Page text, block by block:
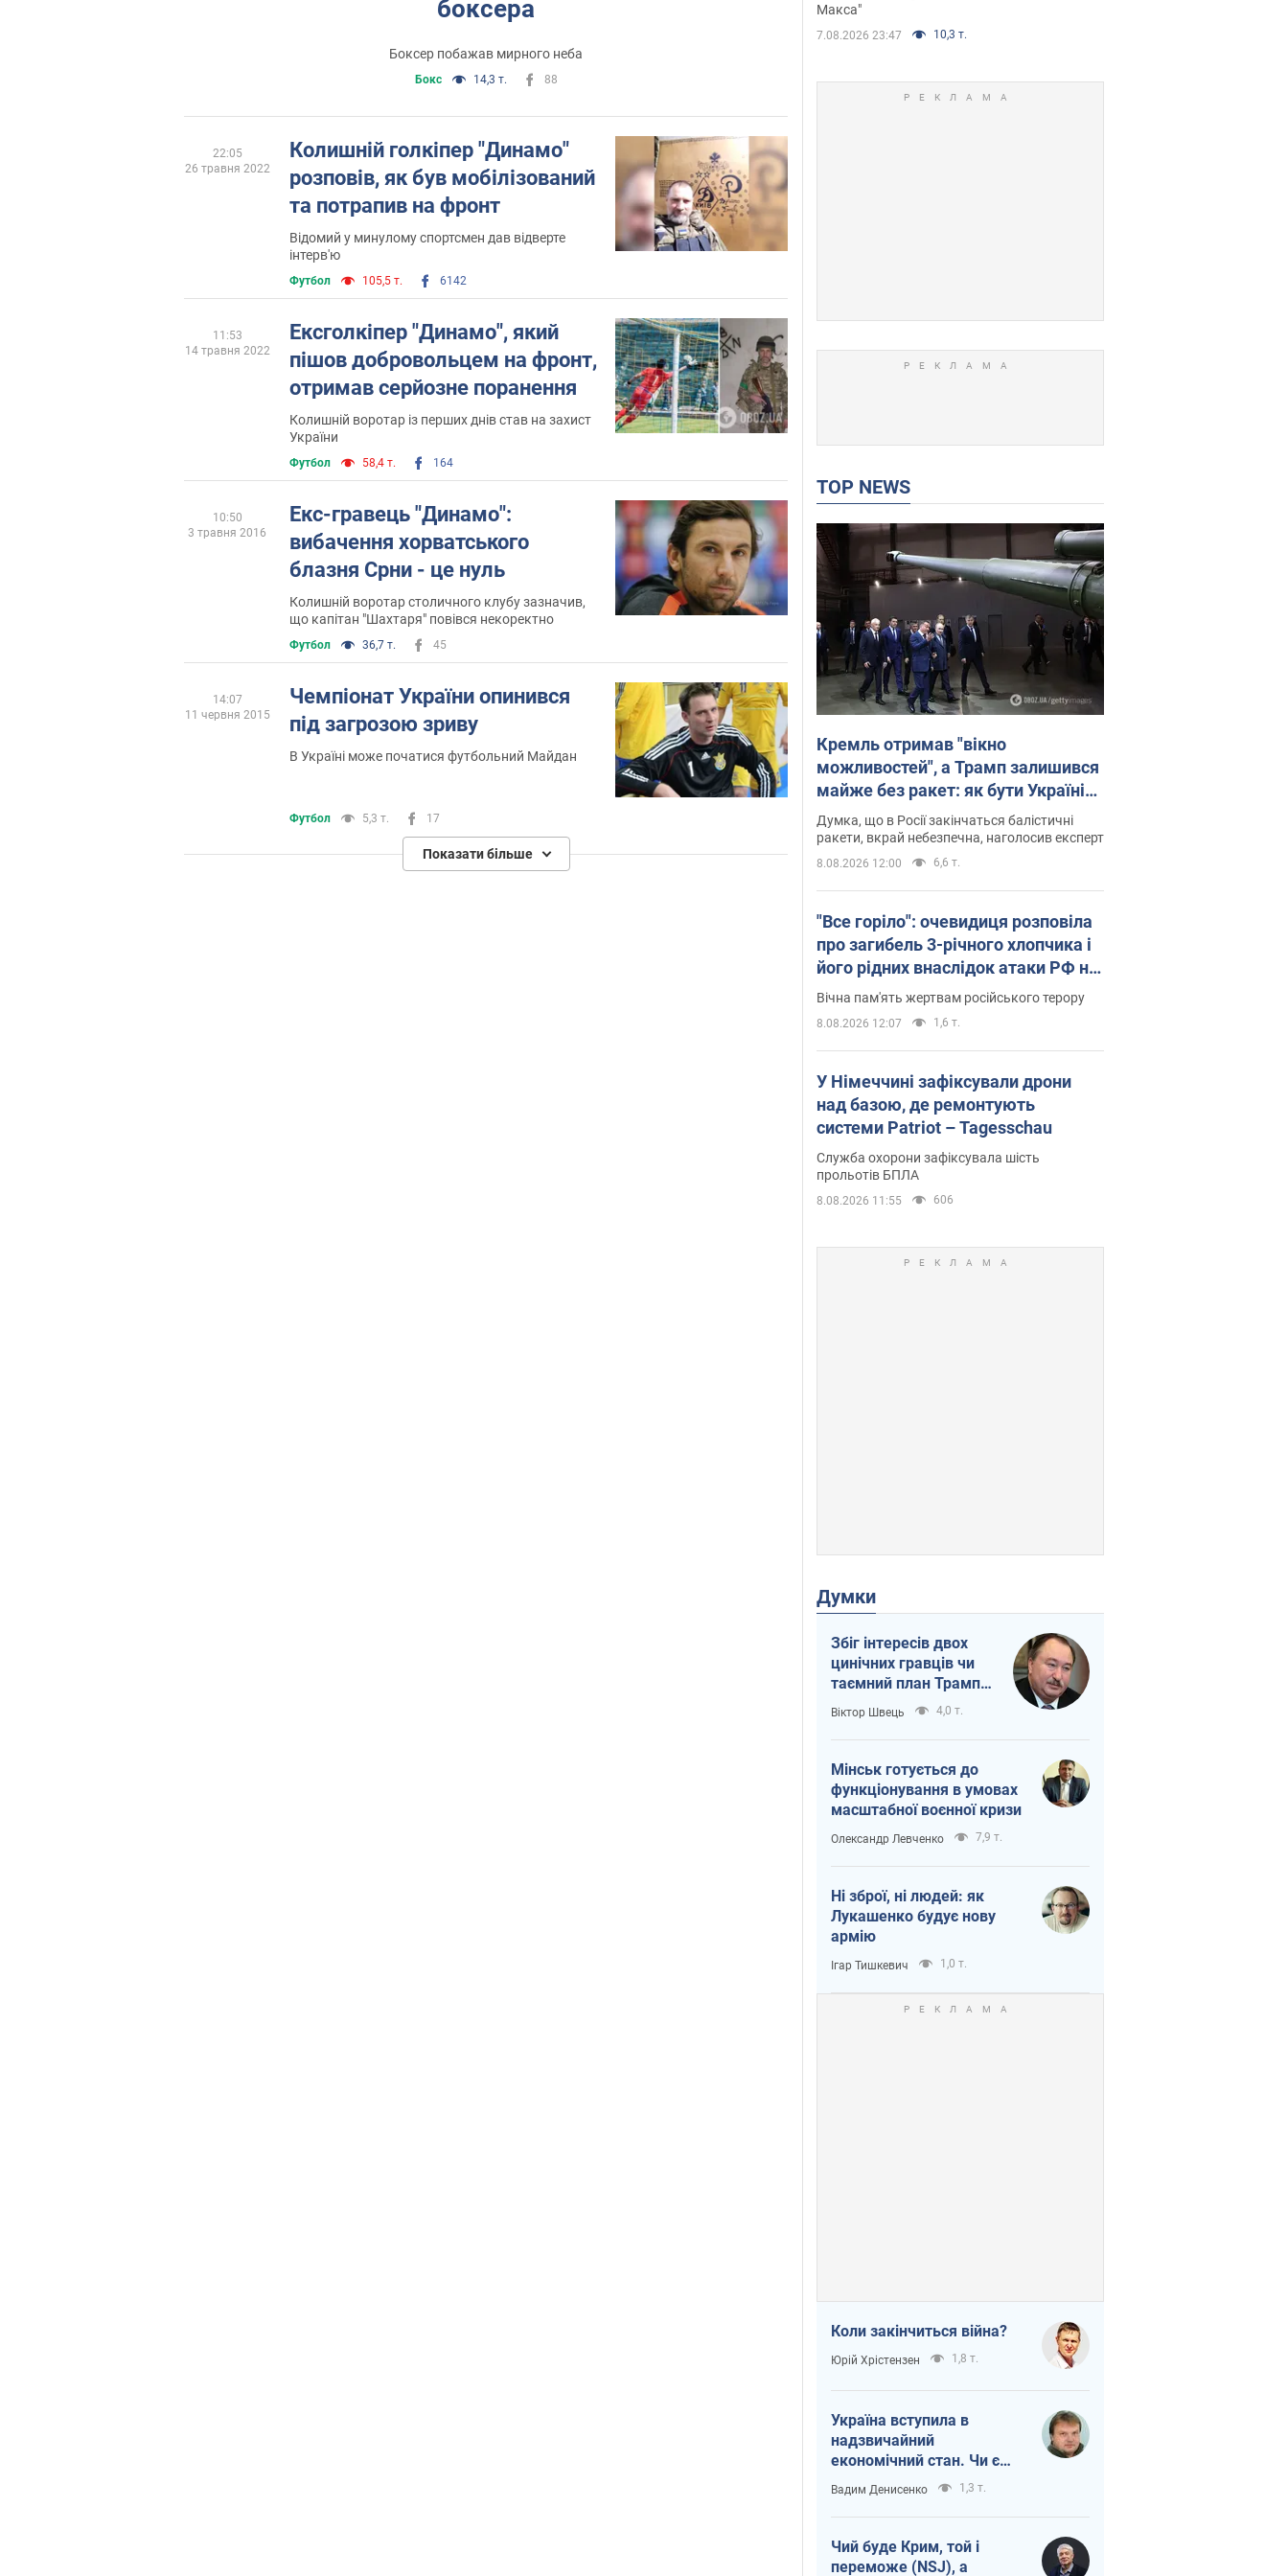
боксера
Боксер побажав мирного неба
Бокс 14,3 т. 88
Колишній голкіпер "Динамо"
розповів, як був мобілізований
та потрапив на фронт
Відомий у минулому спортсмен дав відверте
інтерв'ю
Футбол 105,5 т. 6142
22:05
26 травня 2022
Ексголкіпер "Динамо", який
пішов добровольцем на фронт,
отримав серйозне поранення
Колишній воротар із перших днів став на захист
України
Футбол 58,4 т. 164
11:53
14 травня 2022
Екс-гравець "Динамо":
вибачення хорватського
блазня Срни - це нуль
Колишній воротар столичного клубу зазначив,
що капітан "Шахтаря" повівся некоректно
Футбол 36,7 т. 45
10:50
3 травня 2016
Чемпіонат України опинився
під загрозою зриву
В Україні може початися футбольний Майдан
Футбол 5,3 т. 17
14:07
11 червня 2015
Показати більше
Макса"
7.08.2026 23:47 10,3 т.
TOP NEWS
Кремль отримав "вікно
можливостей", а Трамп залишився
майже без ракет: як бути Україні?
Інтерв’ю з Мельником
Думка, що в Росії закінчаться балістичні
ракети, вкрай небезпечна, наголосив експерт
8.08.2026 12:00 6,6 т.
"Все горіло": очевидиця розповіла
про загибель 3-річного хлопчика і
його рідних внаслідок атаки РФ на
Київщину. Відео та фото
Вічна пам'ять жертвам російського терору
8.08.2026 12:07 1,6 т.
У Німеччині зафіксували дрони
над базою, де ремонтують
системи Patriot – Tagesschau
Служба охорони зафіксувала шість
прольотів БПЛА
8.08.2026 11:55 606
Думки
Збіг інтересів двох
цинічних гравців чи
таємний план Трампа
і Путіна?
Віктор Швець 4,0 т.
Мінськ готується до
функціонування в умовах
масштабної воєнної кризи
Олександр Левченко 7,9 т.
Ні зброї, ні людей: як
Лукашенко будує нову
армію
Ігар Тишкевич 1,0 т.
Коли закінчиться війна?
Юрій Хрістензен 1,8 т.
Україна вступила в
надзвичайний
економічний стан. Чи є
світло вкінці тунелю?
Вадим Денисенко 1,3 т.
Чий буде Крим, той і
переможе (NSJ), а